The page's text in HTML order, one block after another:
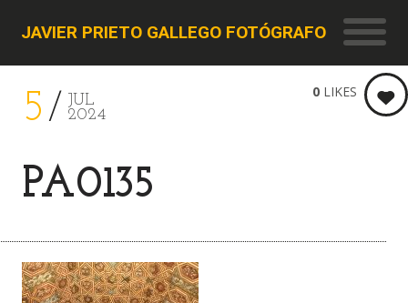
JAVIER PRIETO GALLEGO FOTÓGRAFO
5
JUL
2024
PA0135
0 LIKES